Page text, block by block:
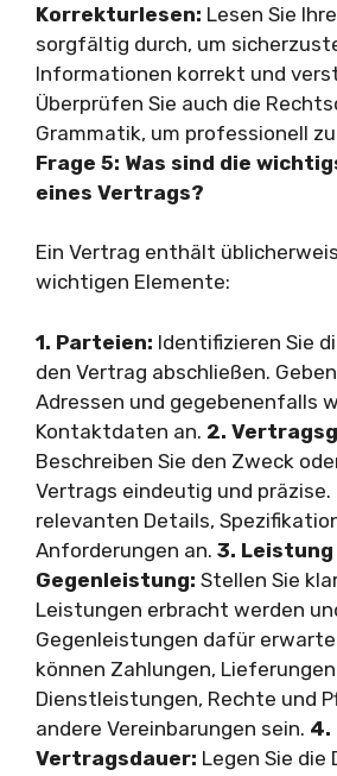
Korrekturlesen: Lesen Sie
sorgfältig durch, um
Informationen korrekt und
Überprüfen Sie auch die
Grammatik, um professionell
Frage 5: Was sind die
eines Vertrags?
Ein Vertrag enthält
wichtigen Elemente:
1. Parteien: Identifizieren Sie
den Vertrag abschließen.
Adressen und gegebenenfalls
Kontaktdaten an. 2.
Beschreiben Sie den Zweck
Vertrags eindeutig und präzise.
relevanten Details,
Anforderungen an. 3. Leistung
Gegenleistung: Stellen Sie
Leistungen erbracht werden
Gegenleistungen dafür
können Zahlungen,
Dienstleistungen, Rechte und
andere Vereinbarungen sein. 4.
Vertragsdauer: Legen Sie die